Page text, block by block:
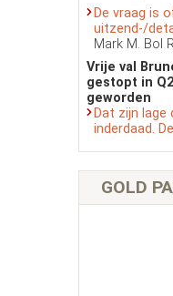
De vraag is
uitzend-/
Mark M. Bol
Vrije val
gestopt in
geworden
Dat zijn lage
inderdaad.
GOLD